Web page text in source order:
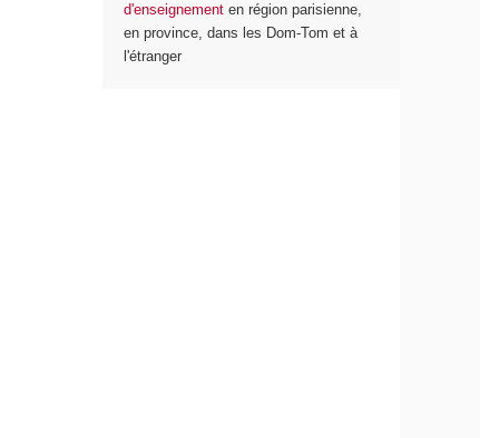
d'enseignementen région parisienne,
en province, dans les Dom-Tom et à
l'étranger